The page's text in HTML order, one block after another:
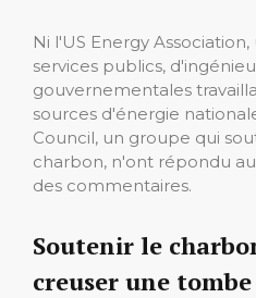
Ni l'US Energy
services publics,
gouvernementales
sources d'énergie
Council, un groupe qui
charbon, n'ont répondu
des commentaires.
Soutenir le
creuser une tombe